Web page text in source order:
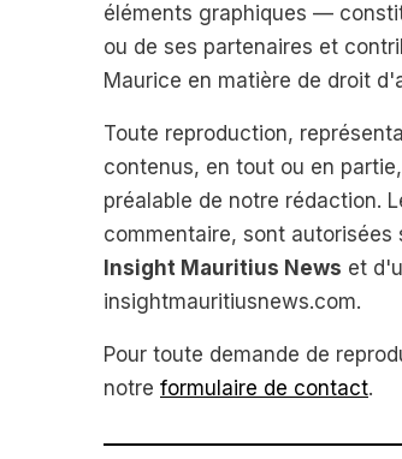
éléments graphiques —
ou de ses partenaires et
Maurice en matière de droit
Toute reproduction,
contenus, en tout ou en
préalable de notre rédaction.
commentaire, sont
Insight Mauritius News et
insightmauritiusnews.com.
Pour toute demande de
notre formulaire de contact.